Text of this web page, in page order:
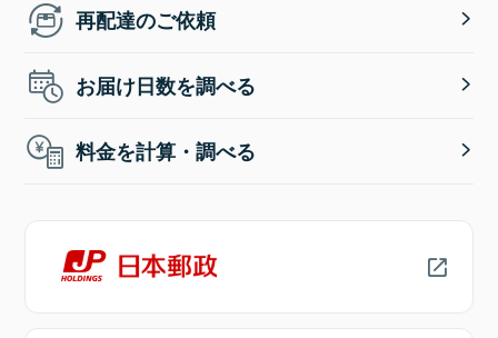
再配達のご依頼
お届け日数を調べる
料金を計算・調べる